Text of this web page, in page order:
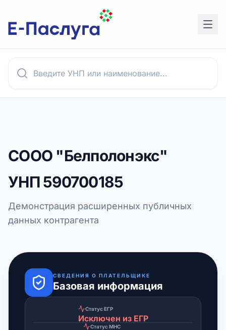
СООО "Белполонэкс"
УНП590700185
Демонстрация расширенных публичных
данных контрагента
СВЕДЕНИЯ О ПЛАТЕЛЬЩИКЕ
Базовая информация
Статус ЕГР
Исключен из ЕГР
Статус МНС